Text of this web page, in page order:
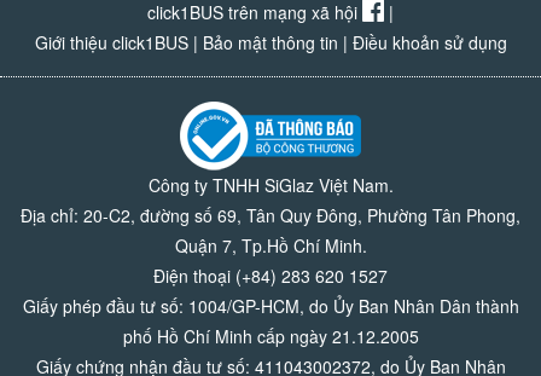
click1BUS trên mạng xã hội
|
Giới thiệu click1BUS| Bảo mật thông tin | Điều khoản sử dụng
Công ty TNHH SiGlaz Việt Nam.
Địa chỉ: 20-C2, đường số 69, Tân Quy Đông, Phường Tân Phong,
Quận 7, Tp.Hồ Chí Minh.
Điện thoại (+84) 283 620 1527
Giấy phép đầu tư số: 1004/GP-HCM, do Ủy Ban Nhân Dân thành
phố Hồ Chí Minh cấp ngày 21.12.2005
Giấy chứng nhận đầu tư số: 411043002372, do Ủy Ban Nhân